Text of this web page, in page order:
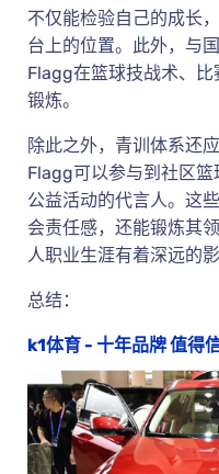
不仅能检验自己的成长
台上的位置。此外，与
Flagg在篮球技战术、
锻炼。
除此之外，青训体系还
Flagg可以参与到社区
公益活动的代言人。这
会责任感，还能锻炼其
人职业生涯有着深远的影
总结：
k1体育 - 十年品牌 值得